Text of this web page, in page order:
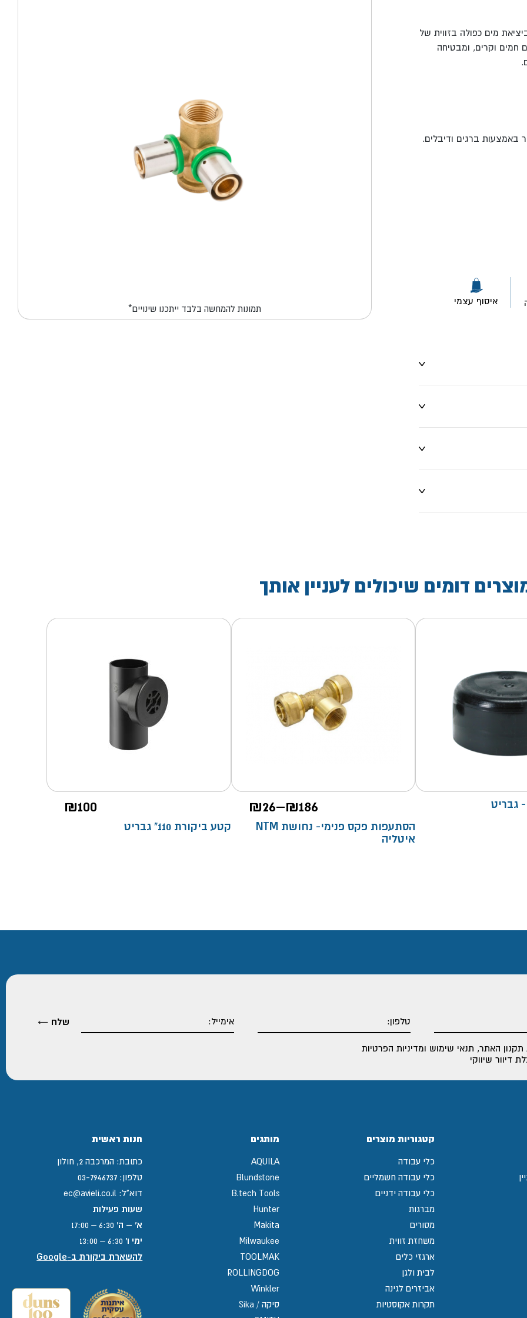
מים כפולה בזווית של
חמים וקרים, ומבטיחה
באמצעות ברגים ודיבלים.
איסוף עצמי
*תמונות להמחשה בלבד ייתכנו שינויים
דומים שיכולים לעניין אותך
₪26–₪186
מחירים:
הסתעפות פקס פנימי- נחושת NTM
איטליה
₪100
קטע ביקורת 110" גבריט
תקנון האתר, תנאי שימוש ומדיניות הפרטיות
דיוור שיווקי
קטגוריות מוצרים
כלי עבודה
כלי עבודה חשמליים
כלי עבודה ידניים
מברגות
מסורים
משחזת זווית
ארגזי כלים
לבית ולגן
אביזרים לגינה
תקרות אקוסטיות
מותגים
AQUILA
Blundstone
B.tech Tools
Hunter
Makita
Milwaukee
TOOLMAK
ROLLINGDOG
Winkler
סיקה / Sika
חנות ראשית
כתובת: המרכבה 2, חולון
טלפון: 03-7946737
דוא"ל: ec@avieli.co.il
שעות פעילות
א' – ה'
ימי ו'
להשארת ביקורת ב-Google